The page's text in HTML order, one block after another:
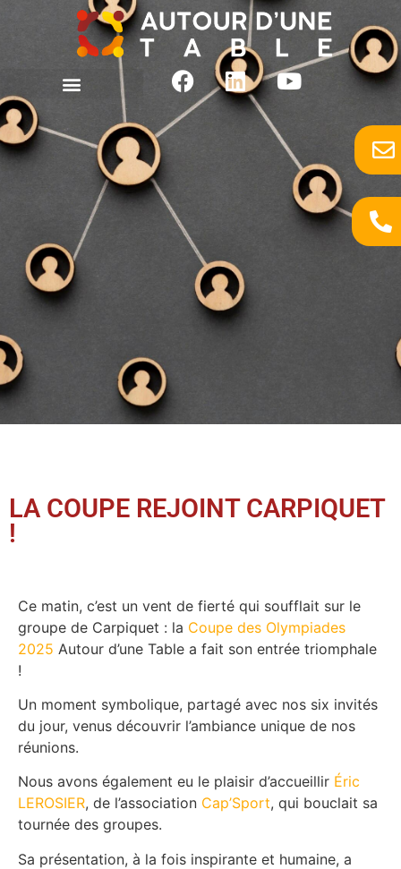
LA COUPE REJOINT CARPIQUET
!
Ce matin, c’est un vent de fierté qui soufflait sur le
groupe de Carpiquet : la Coupe des Olympiades
2025 Autour d’une Table a fait son entrée triomphale
!
Un moment symbolique, partagé avec nos six invités
du jour, venus découvrir l’ambiance unique de nos
réunions.
Nous avons également eu le plaisir d’accueillir Éric
LEROSIER, de l’association Cap’Sport, qui bouclait sa
tournée des groupes.
Sa présentation, à la fois inspirante et humaine, a